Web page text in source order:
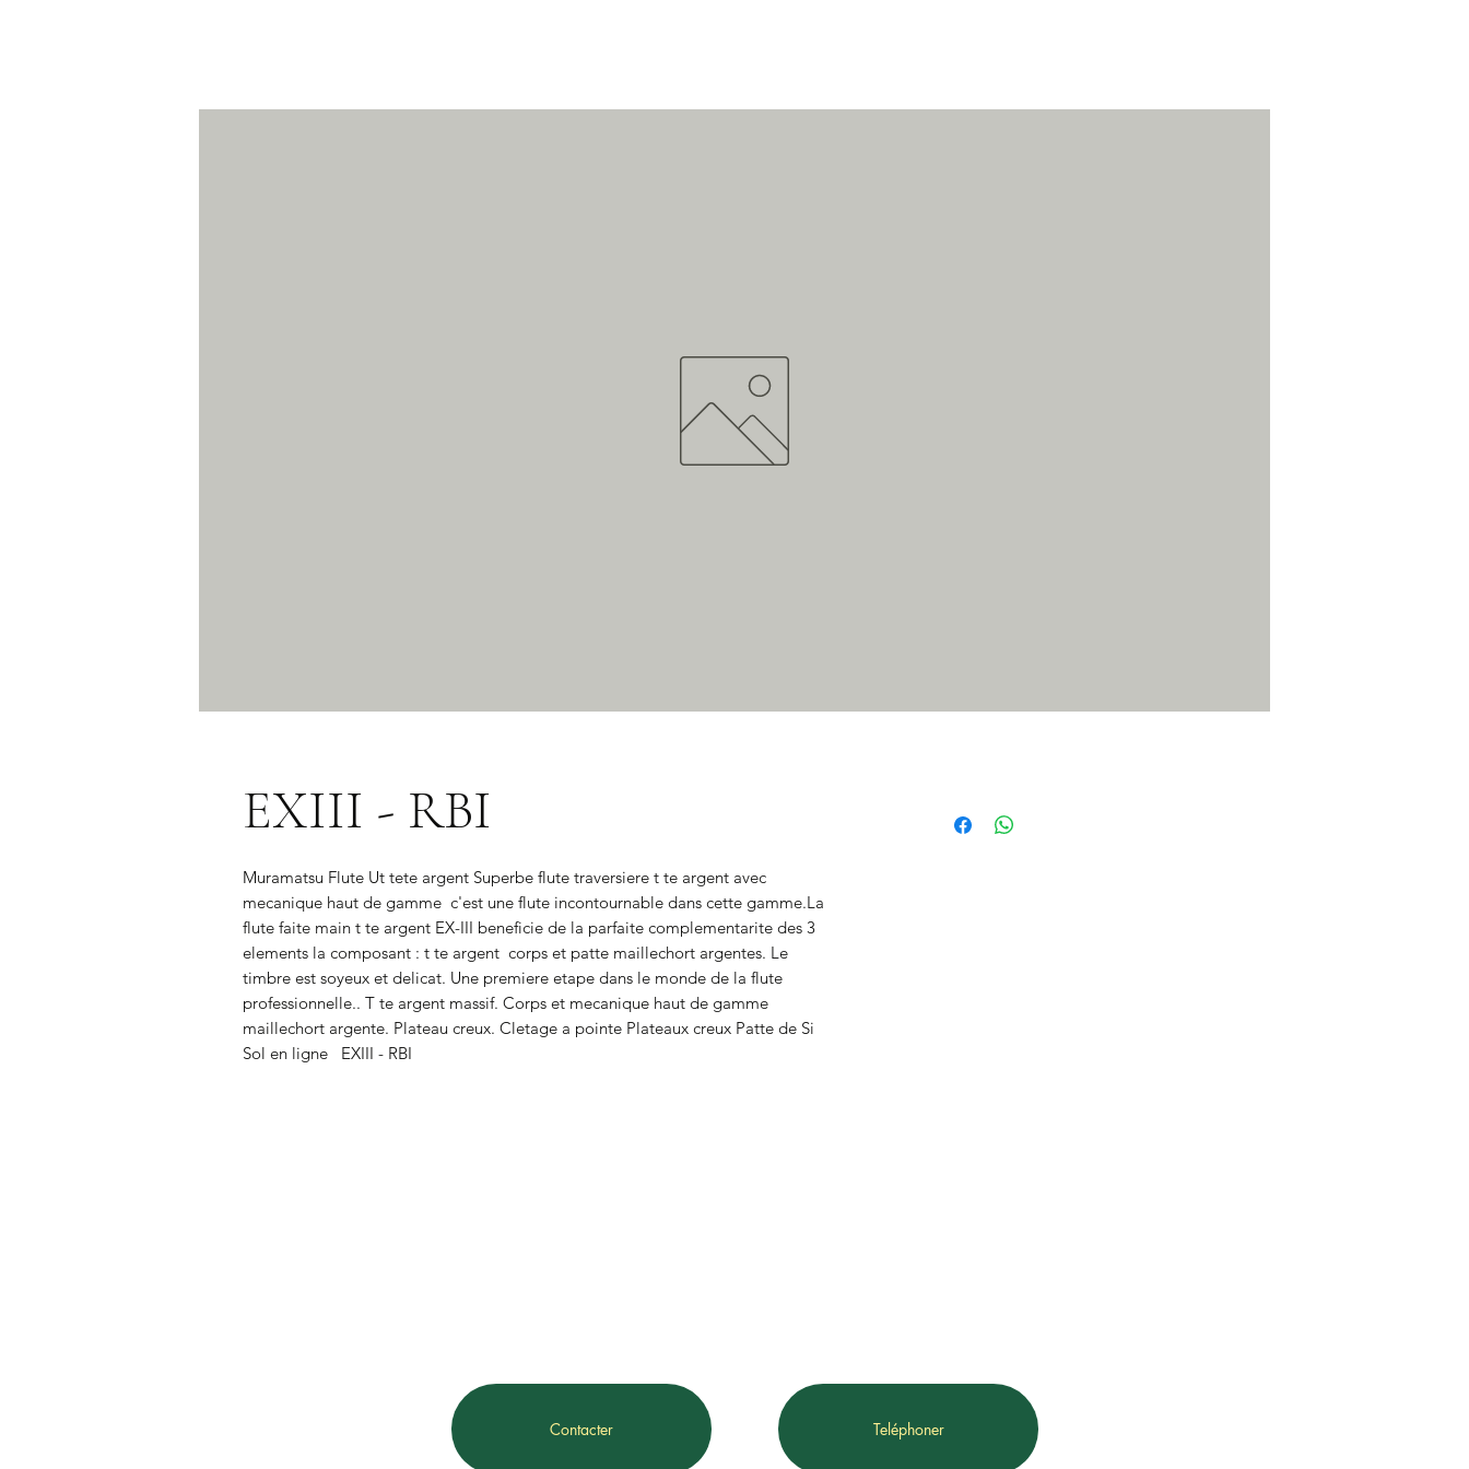
EXIII - RBI
Muramatsu Flute Ut tete argent Superbe flute traversiere t te argent avec
mecanique haut de gamme  c'est une flute incontournable dans cette gamme.La
flute faite main t te argent EX-III beneficie de la parfaite complementarite des 3
elements la composant : t te argent  corps et patte maillechort argentes. Le
timbre est soyeux et delicat. Une premiere etape dans le monde de la flute
professionnelle.. T te argent massif. Corps et mecanique haut de gamme
maillechort argente. Plateau creux. Cletage a pointe Plateaux creux Patte de Si
Sol en ligne   EXIII - RBI
Contacter Teléphoner